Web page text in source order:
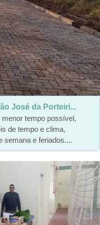
José da Porteiri...
tempo possível,
de tempo e clima,
semana e feriados....